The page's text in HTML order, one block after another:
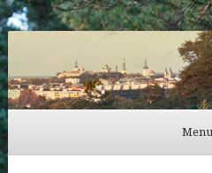
Külli
Menu